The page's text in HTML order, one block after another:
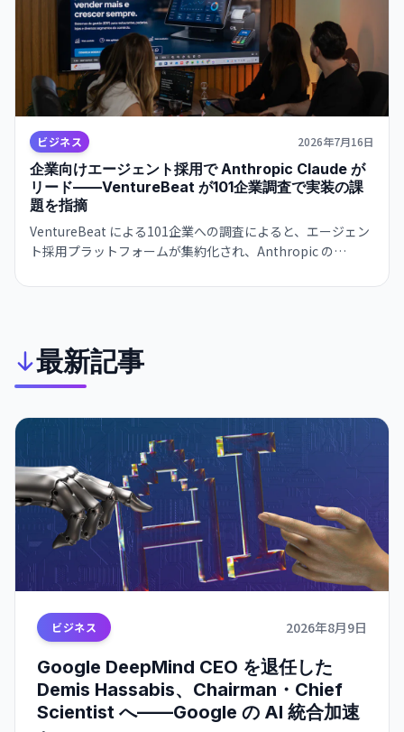
ビジネス 2026年7月16日
企業向けエージェント採用で Anthropic Claude が
リード——VentureBeat が101企業調査で実装の課
題を指摘
VentureBeat による101企業への調査によると、エージェン
ト採用プラットフォームが集約化され、Anthropic の
ャットボット機能にとどまり、トークン消費管理などの課題
最新記事
ビジネス 2026年8月9日
Google DeepMind CEO を退任した
Demis Hassabis、Chairman・Chief
Scientist へ——Google の AI 統合加速